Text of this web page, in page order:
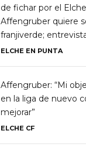
de fichar por el Elche
Affengruber quiere
franjiverde;
ELCHE EN PUNTA
Affengruber: “Mi
en la liga de nuevo
mejorar”
ELCHE CF